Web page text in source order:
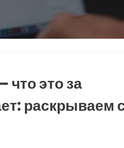
это за
раскрываем